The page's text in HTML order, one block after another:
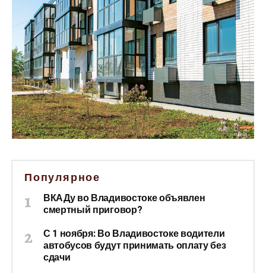
Популярное
ВКАДу во Владивостоке объявлен
смертный приговор?
С 1 ноября: Во Владивостоке водители
автобусов будут принимать оплату без
сдачи